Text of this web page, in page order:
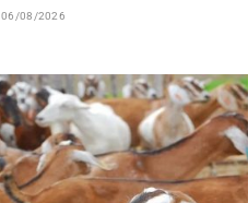
06/08/2026